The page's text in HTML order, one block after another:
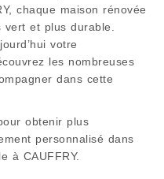
chaque maison rénovée
et plus durable.
votre
les nombreuses
dans cette
obtenir plus
personnalisé dans
à CAUFFRY.